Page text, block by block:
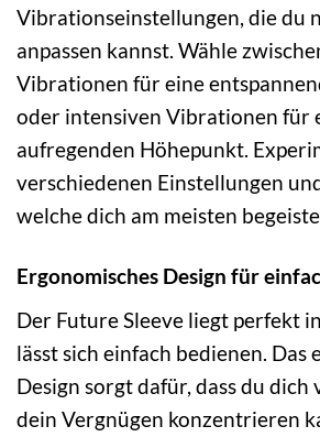
Vibrationseinstellungen, die du
anpassen kannst. Wähle
Vibrationen für eine
oder intensiven Vibrationen für
aufregenden Höhepunkt.
verschiedenen Einstellungen
welche dich am meisten
Ergonomisches Design für
Der Future Sleeve liegt perfekt
lässt sich einfach bedienen. Das
Design sorgt dafür, dass du dich
dein Vergnügen konzentrieren